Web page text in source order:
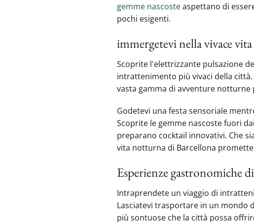
gemme nascosteaspettano di
pochi esigenti.
immergetevi nella vivace
Scoprite l'elettrizzante pulsazione
intrattenimento più vivaci della città.
vasta gamma di avventure notturne
Godetevi una festa sensoriale
Scoprite le gemme nascoste fuori
preparano cocktail innovativi. Che
vita notturna di Barcellona
Esperienze gastronomiche
Intraprendete un viaggio di
Lasciatevi trasportare in un mondo
più sontuose che la città possa